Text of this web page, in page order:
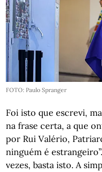
FOTO: Paulo Spranger
Foi isto que escrevi,
na frase certa, a que
por Rui Valério,
ninguém é
vezes, basta isto. A